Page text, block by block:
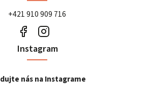
+421 910 909 716
Instagram
nás na Instagrame